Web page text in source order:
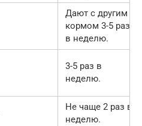
Дают с другим
кормом 3-5 раз
в неделю.
3-5 раз в
неделю.
Не чаще 2 раз в
неделю.